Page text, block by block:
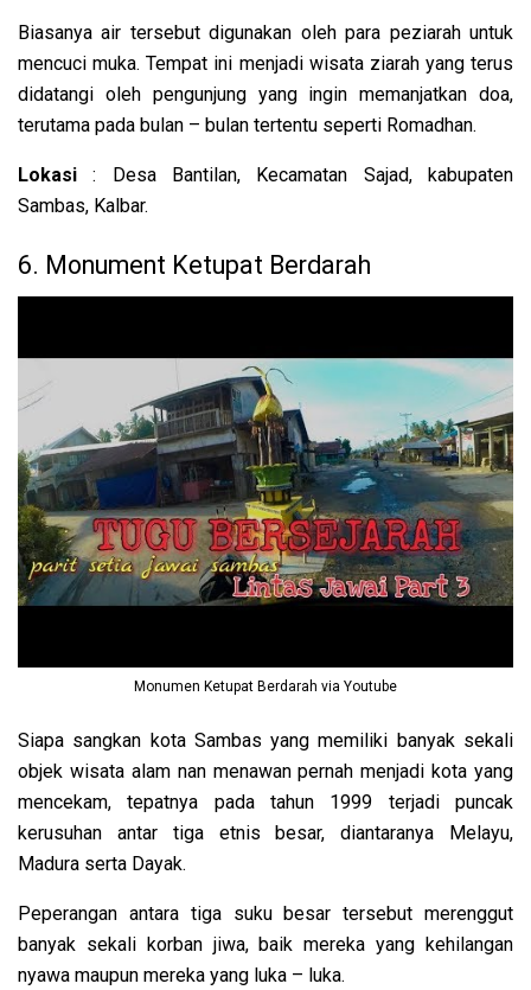
Biasanya air tersebut digunakan oleh para peziarah untuk
mencuci muka. Tempat ini menjadi wisata ziarah yang terus
didatangi oleh pengunjung yang ingin memanjatkan doa,
terutama pada bulan – bulan tertentu seperti Romadhan.
Lokasi : Desa Bantilan, Kecamatan Sajad, kabupaten
Sambas, Kalbar.
6. Monument Ketupat Berdarah
Monumen Ketupat Berdarah via Youtube
Siapa sangkan kota Sambas yang memiliki banyak sekali
objek wisata alam nan menawan pernah menjadi kota yang
mencekam, tepatnya pada tahun 1999 terjadi puncak
kerusuhan antar tiga etnis besar, diantaranya Melayu,
Madura serta Dayak.
Peperangan antara tiga suku besar tersebut merenggut
banyak sekali korban jiwa, baik mereka yang kehilangan
nyawa maupun mereka yang luka – luka.